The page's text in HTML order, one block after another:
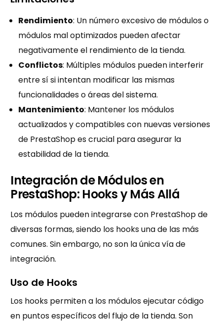
Rendimiento: Un número excesivo de módulos o
módulos mal optimizados pueden afectar
negativamente el rendimiento de la tienda.
Conflictos: Múltiples módulos pueden interferir
entre sí si intentan modificar las mismas
funcionalidades o áreas del sistema.
Mantenimiento: Mantener los módulos
actualizados y compatibles con nuevas versiones
de PrestaShop es crucial para asegurar la
estabilidad de la tienda.
Integración de Módulos en
PrestaShop: Hooks y Más Allá
Los módulos pueden integrarse con PrestaShop de
diversas formas, siendo los hooks una de las más
comunes. Sin embargo, no son la única vía de
integración.
Uso de Hooks
Los hooks permiten a los módulos ejecutar código
en puntos específicos del flujo de la tienda. Son